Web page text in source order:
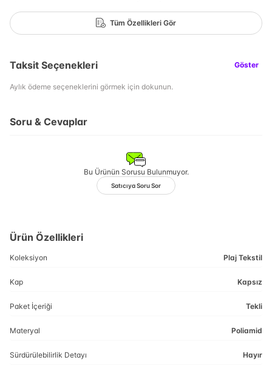
Tüm Özellikleri Gör
Taksit Seçenekleri Göster
Aylık ödeme seçeneklerini görmek için dokunun.
Soru & Cevaplar
Bu Ürünün Sorusu Bulunmuyor.
Satıcıya Soru Sor
Ürün Özellikleri
Koleksiyon Plaj Tekstil
Kap Kapsız
Paket İçeriği Tekli
Materyal Poliamid
Sürdürülebilirlik Detayı Hayır